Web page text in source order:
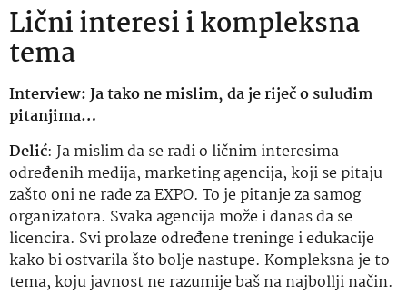
Lični interesi i kompleksna
tema
Interview: Ja tako ne mislim, da je riječ o suludim
pitanjima…
Delić: Ja mislim da se radi o ličnim interesima
određenih medija, marketing agencija, koji se pitaju
zašto oni ne rade za EXPO. To je pitanje za samog
organizatora. Svaka agencija može i danas da se
licencira. Svi prolaze određene treninge i edukacije
kako bi ostvarila što bolje nastupe. Kompleksna je to
tema, koju javnost ne razumije baš na najbollji način.